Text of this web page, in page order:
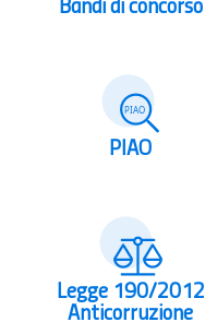
Bandi di concorso
PIAO
Legge 190/2012
Anticorruzione